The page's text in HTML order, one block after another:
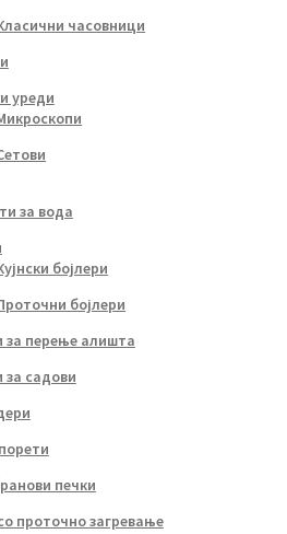
часовници
уреди
за вода
бојлери
бојлери
перење алишта
садови
печки
проточно загревање